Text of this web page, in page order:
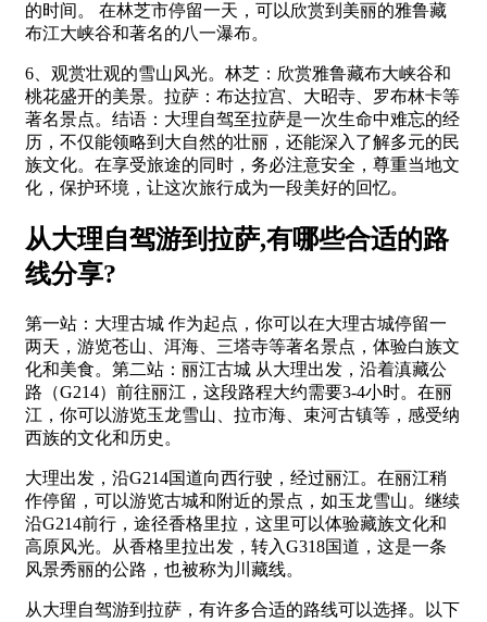
的时间。 在林芝市停留一天，可以欣赏到美丽的雅鲁藏
布江大峡谷和著名的八一瀑布。
6、观赏壮观的雪山风光。林芝：欣赏雅鲁藏布大峡谷和
桃花盛开的美景。拉萨：布达拉宫、大昭寺、罗布林卡等
著名景点。结语：大理自驾至拉萨是一次生命中难忘的经
历，不仅能领略到大自然的壮丽，还能深入了解多元的民
族文化。在享受旅途的同时，务必注意安全，尊重当地文
化，保护环境，让这次旅行成为一段美好的回忆。
从大理自驾游到拉萨,有哪些合适的路
线分享?
第一站：大理古城 作为起点，你可以在大理古城停留一
两天，游览苍山、洱海、三塔寺等著名景点，体验白族文
化和美食。第二站：丽江古城 从大理出发，沿着滇藏公
路（G214）前往丽江，这段路程大约需要3-4小时。在丽
江，你可以游览玉龙雪山、拉市海、束河古镇等，感受纳
西族的文化和历史。
大理出发，沿G214国道向西行驶，经过丽江。在丽江稍
作停留，可以游览古城和附近的景点，如玉龙雪山。继续
沿G214前行，途径香格里拉，这里可以体验藏族文化和
高原风光。从香格里拉出发，转入G318国道，这是一条
风景秀丽的公路，也被称为川藏线。
从大理自驾游到拉萨，有许多合适的路线可以选择。以下